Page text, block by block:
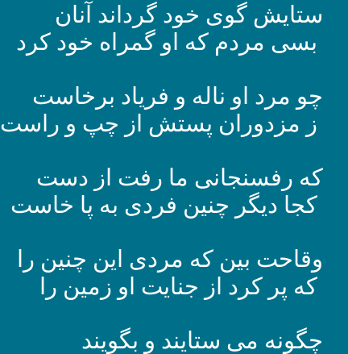
ستایش گوی خود گرداند آنان
بسی مردم که او گمراه خود کرد
چو مرد او ناله و فریاد برخاست
ز مزدوران پستش از چپ و راست
که رفسنجانی ما رفت از دست
کجا دیگر چنین فردی به پا خاست
وقاحت بین که مردی این چنین را
که پر کرد از جنایت او زمین را
چگونه می ستایند و بگویند